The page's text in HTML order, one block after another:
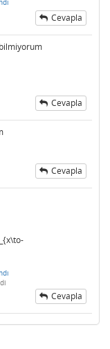
Cevapla
Cevapla
Cevapla
Cevapla